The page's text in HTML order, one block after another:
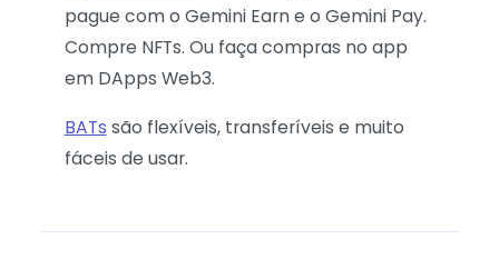
pague com o Gemini Earn e o Gemini Pay.
Compre NFTs. Ou faça compras no app
em DApps Web3.
BATs são flexíveis, transferíveis e muito
fáceis de usar.